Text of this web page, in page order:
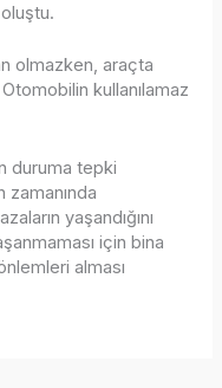
olmazken, araçta
kullanılamaz
duruma tepki
zamanında
yaşandığını
için bina
alması